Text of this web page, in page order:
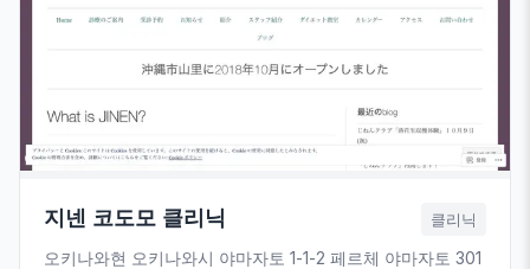
지넨 코도모 클리닉 클리닉
오키나와현 오키나와시 야마자토 1-1-2 페르체 야마자토 301